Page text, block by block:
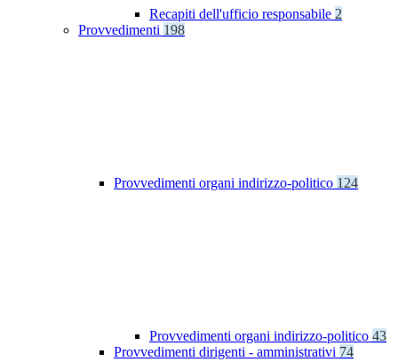
Recapiti dell'ufficio responsabile 2
Provvedimenti 198
Provvedimenti organi indirizzo-politico 124
Provvedimenti organi indirizzo-politico 43
Provvedimenti dirigenti - amministrativi 74